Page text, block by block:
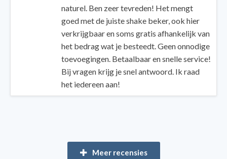
naturel. Ben zeer tevreden! Het mengt
goed met de juiste shake beker, ook hier
verkrijgbaar en soms gratis afhankelijk van
het bedrag wat je besteedt. Geen onnodige
toevoegingen. Betaalbaar en snelle service!
Bij vragen krijg je snel antwoord. Ik raad
het iedereen aan!
Meer recensies